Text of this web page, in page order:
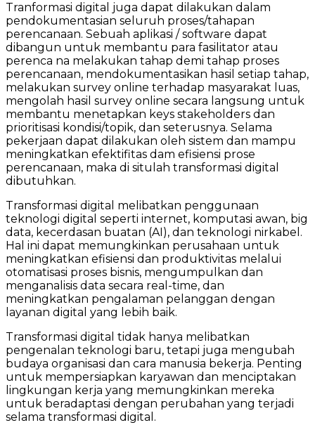
Tranformasi digital juga dapat dilakukan dalam
pendokumentasian seluruh proses/tahapan
perencanaan. Sebuah aplikasi / software dapat
dibangun untuk membantu para fasilitator atau
perenca na melakukan tahap demi tahap proses
perencanaan, mendokumentasikan hasil setiap tahap,
melakukan survey online terhadap masyarakat luas,
mengolah hasil survey online secara langsung untuk
membantu menetapkan keys stakeholders dan
prioritisasi kondisi/topik, dan seterusnya. Selama
pekerjaan dapat dilakukan oleh sistem dan mampu
meningkatkan efektifitas dam efisiensi prose
perencanaan, maka di situlah transformasi digital
dibutuhkan.
Transformasi digital melibatkan penggunaan
teknologi digital seperti internet, komputasi awan, big
data, kecerdasan buatan (AI), dan teknologi nirkabel.
Hal ini dapat memungkinkan perusahaan untuk
meningkatkan efisiensi dan produktivitas melalui
otomatisasi proses bisnis, mengumpulkan dan
menganalisis data secara real-time, dan
meningkatkan pengalaman pelanggan dengan
layanan digital yang lebih baik.
Transformasi digital tidak hanya melibatkan
pengenalan teknologi baru, tetapi juga mengubah
budaya organisasi dan cara manusia bekerja. Penting
untuk mempersiapkan karyawan dan menciptakan
lingkungan kerja yang memungkinkan mereka
untuk beradaptasi dengan perubahan yang terjadi
selama transformasi digital.